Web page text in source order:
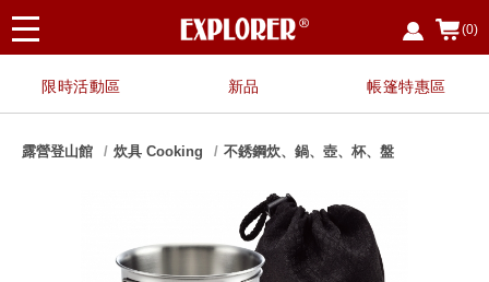
(0)
限時活動區 新品 帳篷特惠區
露營登山館 炊具 Cooking 不銹鋼炊、鍋、壺、杯、盤